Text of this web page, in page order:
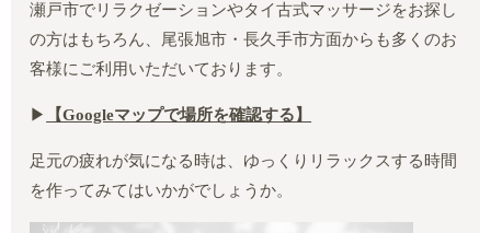
瀬戸市でリラクゼーションやタイ古式マッサージをお探し
の方はもちろん、尾張旭市・長久手市方面からも多くのお
客様にご利用いただいております。
▶︎ 【Googleマップで場所を確認する】
足元の疲れが気になる時は、ゆっくりリラックスする時間
を作ってみてはいかがでしょうか。